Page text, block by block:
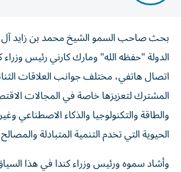
بحث صاحب السمو الشيخ محمد بن زايد
الدولة "حفظه الله" ومارك كارني رئيس وزراء
اتصال هاتفي، مختلف جوانب العلاقات
المشترك لتعزيزها خاصة في المجالات
والطاقة والتكنولوجيا والذكاء الاصطناعي
الحيوية التي تخدم التنمية المتبادلة
وأشاد سموه ورئيس وزراء كندا في هذا